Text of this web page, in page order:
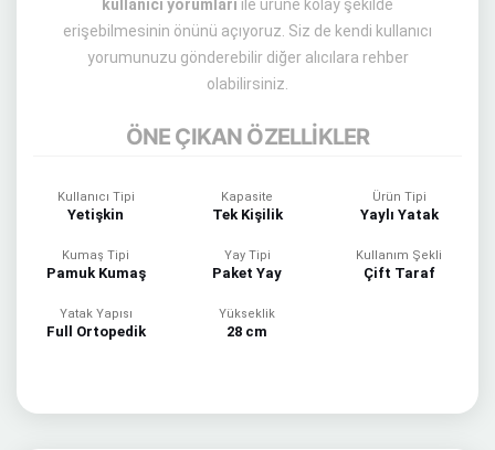
kullanıcı yorumları ile ürüne kolay şekilde
erişebilmesinin önünü açıyoruz. Siz de kendi kullanıcı
yorumunuzu gönderebilir diğer alıcılara rehber
olabilirsiniz.
ÖNE ÇIKAN ÖZELLİKLER
Kullanıcı Tipi
Yetişkin
Kapasite
Tek Kişilik
Ürün Tipi
Yaylı Yatak
Kumaş Tipi
Pamuk Kumaş
Yay Tipi
Paket Yay
Kullanım Şekli
Çift Taraf
Yatak Yapısı
Full Ortopedik
Yükseklik
28 cm